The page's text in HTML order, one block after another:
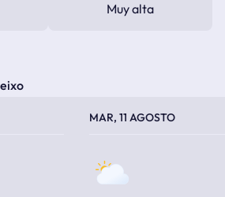
Muy alta
MAR, 11 AGOSTO